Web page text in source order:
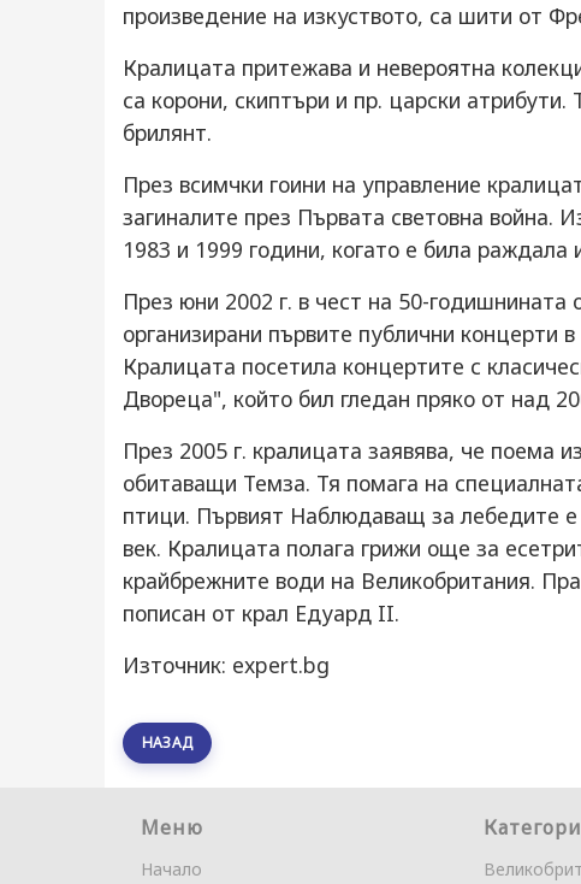
произведение на изкуството, са шити от
Кралицата притежава и невероятна
са корони, скиптъри и пр. царски
брилянт.
През всимчки гоини на управление
загиналите през Първата световна война.
1983 и 1999 години, когато е била раждала
През юни 2002 г. в чест на 50-годишнината
организирани първите публични концерти
Кралицата посетила концертите с
Двореца", който бил гледан пряко от над
През 2005 г. кралицата заявява, че поема
обитаващи Темза. Тя помага на
птици. Първият Наблюдаващ за лебедите
век. Кралицата полага грижи още за
крайбрежните води на Великобритания.
пописан от крал Едуард II.
Източник: expert.bg
НАЗАД
Меню
Начало